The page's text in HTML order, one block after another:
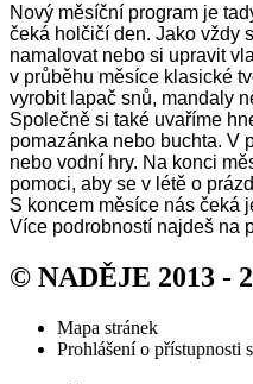
Nový měsíční program je
čeká holčičí den. Jako vždy
namalovat nebo si upravit
v průběhu měsíce klasické
vyrobit lapač snů, mandaly
Společně si také uvaříme
pomazánka nebo buchta. V
nebo vodní hry. Na konci
pomoci, aby se v létě o
S koncem měsíce nás čeká
Více podrobností najdeš na
© NADĚJE 2013 -
Mapa stránek
Prohlášení o přístupnosti